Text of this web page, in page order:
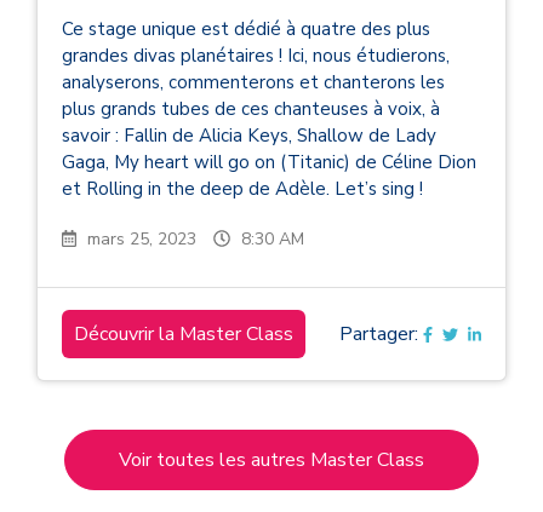
Ce stage unique est dédié à quatre des plus
grandes divas planétaires ! Ici, nous étudierons,
analyserons, commenterons et chanterons les
plus grands tubes de ces chanteuses à voix, à
savoir : Fallin de Alicia Keys, Shallow de Lady
Gaga, My heart will go on (Titanic) de Céline Dion
et Rolling in the deep de Adèle. Let’s sing !
mars 25, 2023 8:30 AM
Découvrir la Master Class Partager:
Voir toutes les autres Master Class